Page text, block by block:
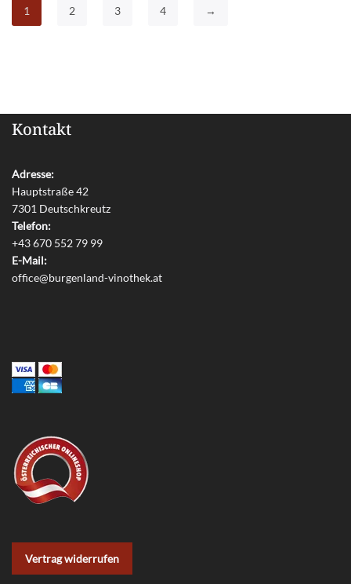
1 2 3 4 →
Kontakt
Adresse:
Hauptstraße 42
7301 Deutschkreutz
Telefon:
+43 670 552 79 99
E-Mail:
office@burgenland-vinothek.at
Vertrag widerrufen